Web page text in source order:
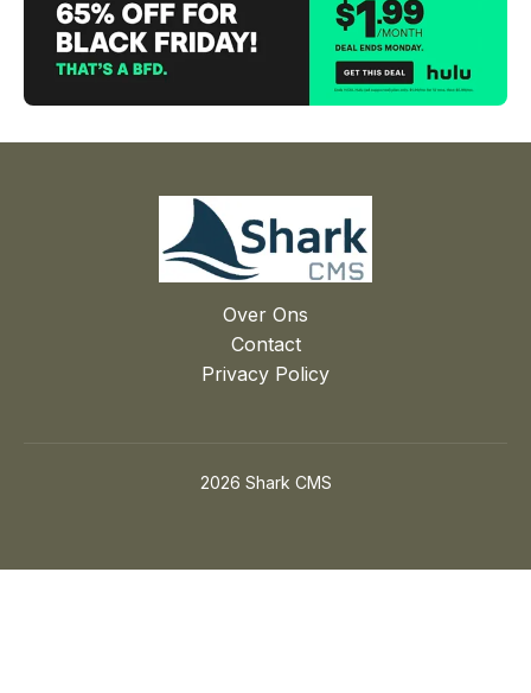
Over Ons
Contact
Privacy Policy
2026 Shark CMS